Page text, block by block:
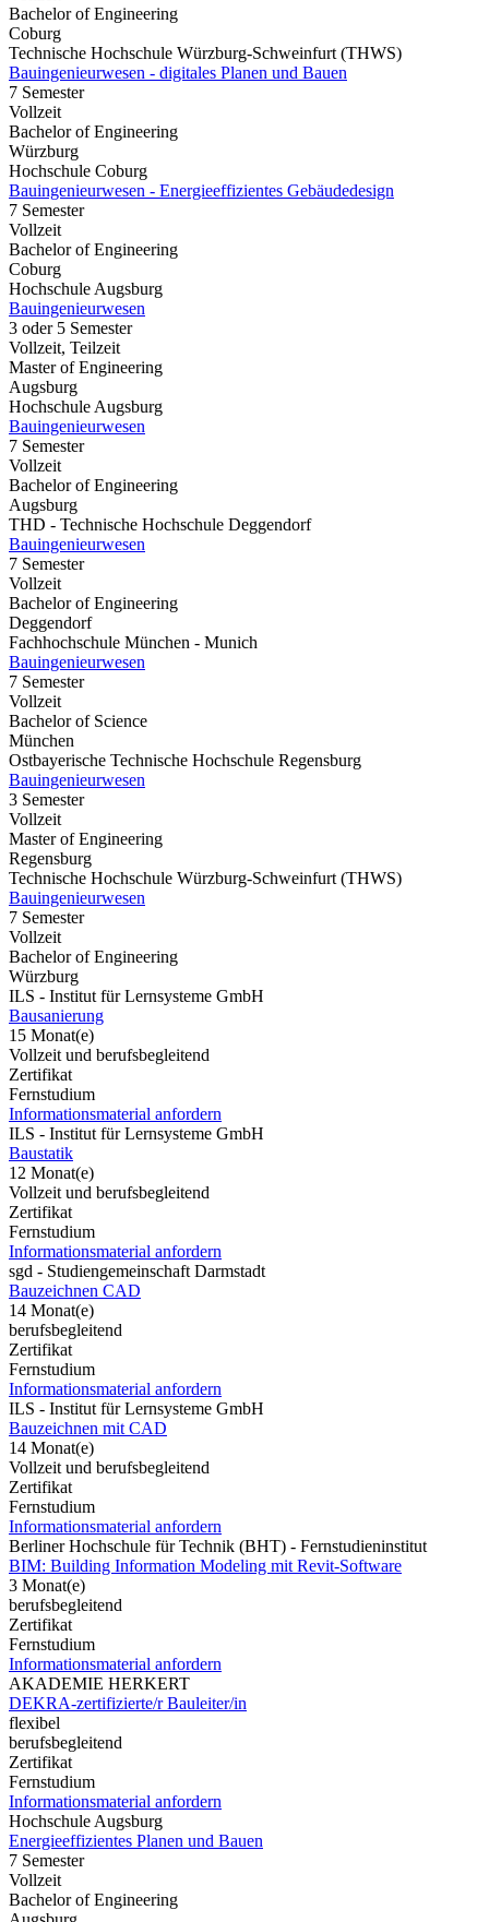
Bachelor of Engineering
Coburg
Technische Hochschule Würzburg-Schweinfurt (THWS)
Bauingenieurwesen - digitales Planen und Bauen
7 Semester
Vollzeit
Bachelor of Engineering
Würzburg
Hochschule Coburg
Bauingenieurwesen - Energieeffizientes Gebäudedesign
7 Semester
Vollzeit
Bachelor of Engineering
Coburg
Hochschule Augsburg
Bauingenieurwesen
3 oder 5 Semester
Vollzeit, Teilzeit
Master of Engineering
Augsburg
Hochschule Augsburg
Bauingenieurwesen
7 Semester
Vollzeit
Bachelor of Engineering
Augsburg
THD - Technische Hochschule Deggendorf
Bauingenieurwesen
7 Semester
Vollzeit
Bachelor of Engineering
Deggendorf
Fachhochschule München - Munich
Bauingenieurwesen
7 Semester
Vollzeit
Bachelor of Science
München
Ostbayerische Technische Hochschule Regensburg
Bauingenieurwesen
3 Semester
Vollzeit
Master of Engineering
Regensburg
Technische Hochschule Würzburg-Schweinfurt (THWS)
Bauingenieurwesen
7 Semester
Vollzeit
Bachelor of Engineering
Würzburg
ILS - Institut für Lernsysteme GmbH
Bausanierung
15 Monat(e)
Vollzeit und berufsbegleitend
Zertifikat
Fernstudium
Informationsmaterial anfordern
ILS - Institut für Lernsysteme GmbH
Baustatik
12 Monat(e)
Vollzeit und berufsbegleitend
Zertifikat
Fernstudium
Informationsmaterial anfordern
sgd - Studiengemeinschaft Darmstadt
Bauzeichnen CAD
14 Monat(e)
berufsbegleitend
Zertifikat
Fernstudium
Informationsmaterial anfordern
ILS - Institut für Lernsysteme GmbH
Bauzeichnen mit CAD
14 Monat(e)
Vollzeit und berufsbegleitend
Zertifikat
Fernstudium
Informationsmaterial anfordern
Berliner Hochschule für Technik (BHT) - Fernstudieninstitut
BIM: Building Information Modeling mit Revit-Software
3 Monat(e)
berufsbegleitend
Zertifikat
Fernstudium
Informationsmaterial anfordern
AKADEMIE HERKERT
DEKRA-zertifizierte/r Bauleiter/in
flexibel
berufsbegleitend
Zertifikat
Fernstudium
Informationsmaterial anfordern
Hochschule Augsburg
Energieeffizientes Planen und Bauen
7 Semester
Vollzeit
Bachelor of Engineering